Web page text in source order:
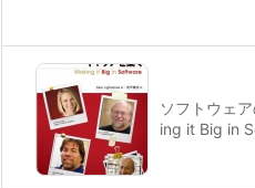
ソフトウェ
ing it Big in